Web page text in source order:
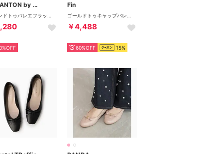
TALANTON by DIANA Fin
￥4,488
60%OFF 15%